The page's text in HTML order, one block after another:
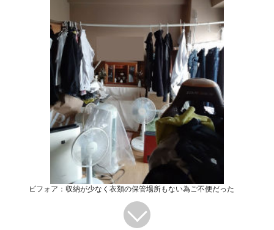
ビフォア：収納が少なく衣類の保管場所もない為ご不便だった